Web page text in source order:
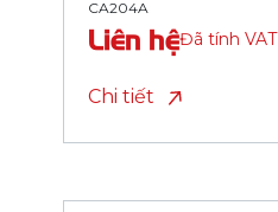
CA208A
Liên hệĐã tính VAT
Chi tiết